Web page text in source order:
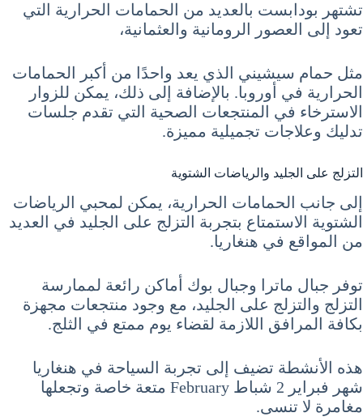
تشتهر بودابست بالعديد من الحمامات الحرارية التي
تعود إلى العصور الرومانية والعثمانية،
مثل حمام سيشيني الذي يعد واحدًا من أكبر الحمامات
الحرارية في أوروبا. بالإضافة إلى ذلك، يمكن للزوار
الاسترخاء في المنتجعات الصحية التي تقدم جلسات
تدليك وعلاجات تجميلية مميزة.
التزلج على الجليد والرياضات الشتوية
إلى جانب الحمامات الحرارية، يمكن لمحبي الرياضات
الشتوية الاستمتاع بتجربة التزلج على الجليد في العديد
من المواقع في هنغاريا.
توفر جبال ماترا وجبال بوك أماكن رائعة لممارسة
التزلج والتزلج على الجليد، مع وجود منتجعات مجهزة
بكافة المرافق اللازمة لقضاء يوم ممتع في الثلج.
هذه الأنشطة تضيف إلى تجربة السياحة في هنغاريا
شهر فبراير 2 شباط February متعة خاصة وتجعلها
مغامرة لا تنسى.